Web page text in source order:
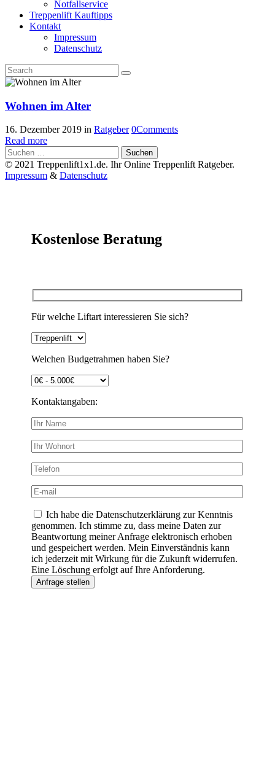
Notfallservice
Treppenlift Kauftipps
Kontakt
Impressum
Datenschutz
Wohnen im Alter
16. Dezember 2019 in Ratgeber 0Comments
Read more
Suchen
nach:
© 2021 Treppenlift1x1.de. Ihr Online Treppenlift Ratgeber.
Impressum & Datenschutz
Kostenlose Beratung
Für welche Liftart interessieren Sie sich?
Welchen Budgetrahmen haben Sie?
Kontaktangaben:
Ich habe die Datenschutzerklärung zur Kenntnis
genommen. Ich stimme zu, dass meine Daten zur
Beantwortung meiner Anfrage elektronisch erhoben
und gespeichert werden. Mein Einverständnis kann
ich jederzeit mit Wirkung für die Zukunft widerrufen.
Eine Löschung erfolgt auf Ihre Anforderung.